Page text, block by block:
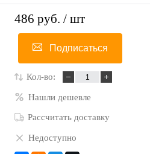
486 руб. / шт
Подписаться
Кол-во:
Нашли дешевле
Рассчитать доставку
Недоступно